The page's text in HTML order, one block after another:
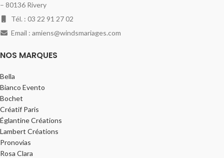
– 80136 Rivery
Tél. : 03 22 91 27 02
Email : amiens@windsmariages.com
NOS MARQUES
Bella
Bianco Evento
Bochet
Créatif Paris
Églantine Créations
Lambert Créations
Pronovias
Rosa Clara